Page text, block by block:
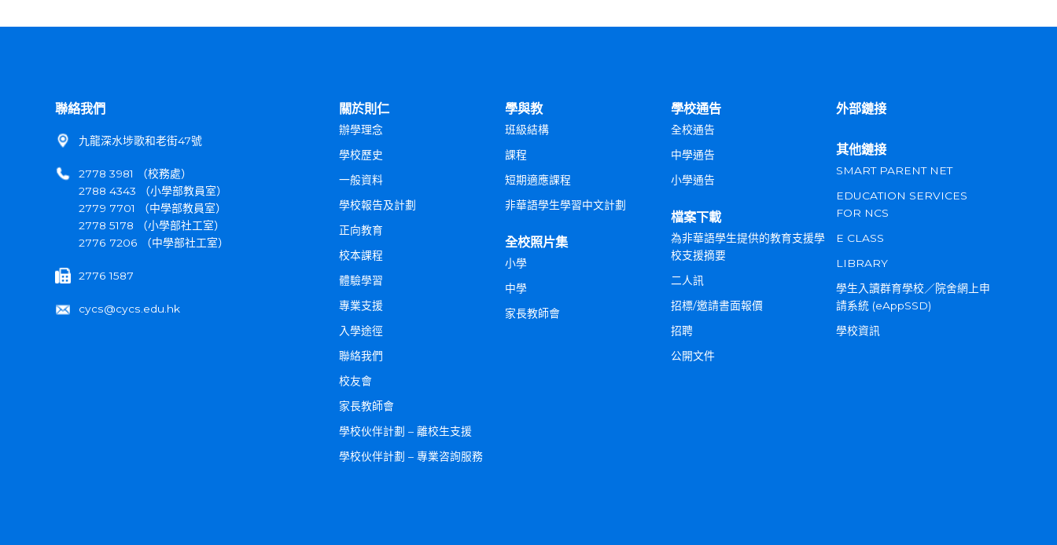
聯絡我們
九龍深水埗歌和老街47號
2778 3981 （校務處）
2788 4343 （小學部教員室）
2779 7701 （中學部教員室）
2778 5178 （小學部社工室）
2776 7206 （中學部社工室）
2776 1587
cycs@cycs.edu.hk
關於則仁
辦學理念
學校歷史
一般資料
學校報告及計劃
正向教育
校本課程
體驗學習
專業支援
入學途徑
聯絡我們
校友會
家長教師會
學校伙伴計劃 – 離校生支援
學校伙伴計劃 – 專業咨詢服務
學與教
班級結構
課程
短期適應課程
非華語學生學習中文計劃
全校照片集
小學
中學
家長教師會
學校通告
全校通告
中學通告
小學通告
檔案下載
為非華語學生提供的教育支援學
校支援摘要
二人訊
招標/邀請書面報價
招聘
公開文件
外部鏈接
其他鏈接
SMART PARENT NET
EDUCATION SERVICES
FOR NCS
E CLASS
LIBRARY
學生入讀群育學校／院舍網上申
請系統 (eAppSSD)
學校資訊